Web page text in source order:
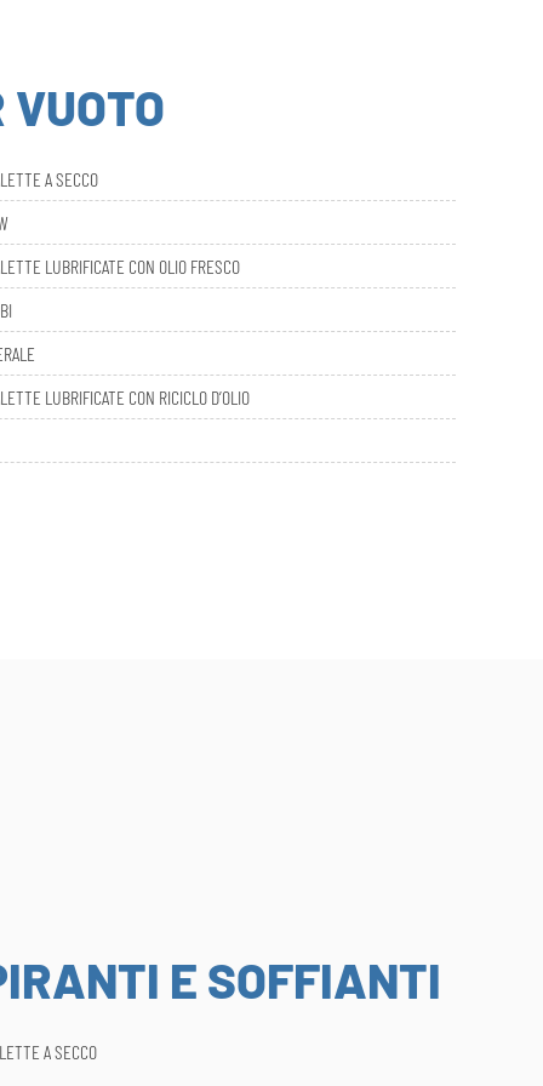
VUOTO
A SECCO
LUBRIFICATE CON OLIO FRESCO
LUBRIFICATE CON RICICLO D’OLIO
E SOFFIANTI
A SECCO